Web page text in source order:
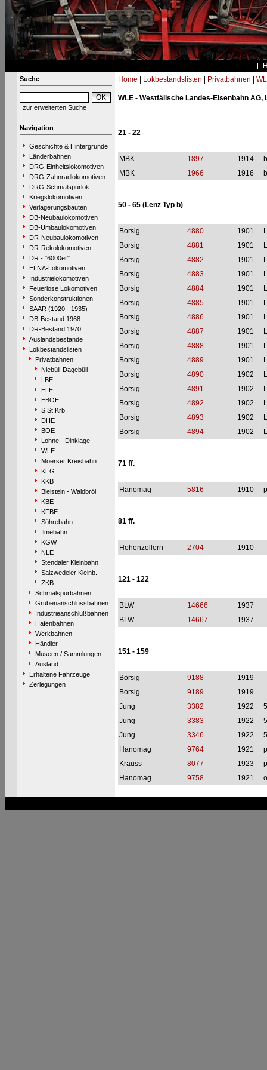
Suche
zur erweiterten Suche
Navigation
Geschichte & Hintergründe
Länderbahnen
DRG-Einheitslokomotiven
DRG-Zahnradlokomotiven
DRG-Schmalspurlok.
Kriegslokomotiven
Verlagerungsbauten
DB-Neubaulokomotiven
DB-Umbaulokomotiven
DR-Neubaulokomotiven
DR-Rekolokomotiven
DR - "6000er"
ELNA-Lokomotiven
Industrielokomotiven
Feuerlose Lokomotiven
Sonderkonstruktionen
SAAR (1920 - 1935)
DB-Bestand 1968
DR-Bestand 1970
Auslandsbestände
Lokbestandslisten
Privatbahnen
Niebüll-Dagebüll
LBE
ELE
EBOE
S.St.Krb.
DHE
BOE
Lohne - Dinklage
WLE
Moerser Kreisbahn
KEG
KKB
Bielstein - Waldbröl
KBE
KFBE
Söhrebahn
Ilmebahn
KGW
NLE
Stendaler Kleinbahn
Salzwedeler Kleinb.
ZKB
Schmalspurbahnen
Grubenanschlussbahnen
Industrieanschlußbahnen
Hafenbahnen
Werkbahnen
Händler
Museen / Sammlungen
Ausland
Erhaltene Fahrzeuge
Zerlegungen
Home Lokbestandslisten Privatbahnen
WLE - Westfälische Landes-Eisenbahn AG,
21 - 22
MBK 1897 1914
MBK
1966 1916
50 - 65 (Lenz Typ b)
Borsig 4880 1901
Borsig
4881 1901
Borsig
4882 1901
Borsig
4883 1901
Borsig
4884 1901
Borsig
4885 1901
Borsig
4886 1901
Borsig
4887 1901
Borsig
4888 1901
Borsig
4889 1901
Borsig
4890 1902
Borsig
4891 1902
Borsig
4892 1902
Borsig
4893 1902
Borsig
4894 1902
71 ff.
Hanomag 5816 1910
81 ff.
Hohenzollern 2704 1910
121 - 122
BLW 14666
1937
BLW
14667 1937
151 - 159
Borsig 9188
1919
Borsig
9189
1919
Jung
3382 1922
Jung
3383 1922
Jung
3346 1922
Hanomag
9764 1921
Krauss
8077 1923
Hanomag
9758 1921